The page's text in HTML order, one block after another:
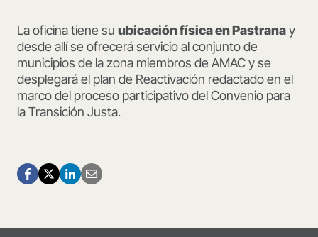
La oficina tiene su ubicación física en Pastranay
desde allí se ofrecerá servicio al conjunto de
municipios de la zona miembros de AMAC y se
desplegará el plan de Reactivación redactado en el
marco del proceso participativo del Convenio para
la Transición Justa.